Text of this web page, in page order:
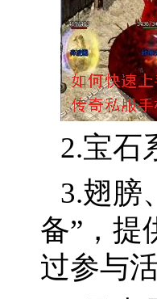
2.宝石
3.翅膀
备”，提
过参与